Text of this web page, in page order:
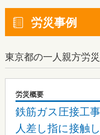
労災事例
東京都の一人親方労
労災概要
鉄筋ガス圧接工
人差し指に接触